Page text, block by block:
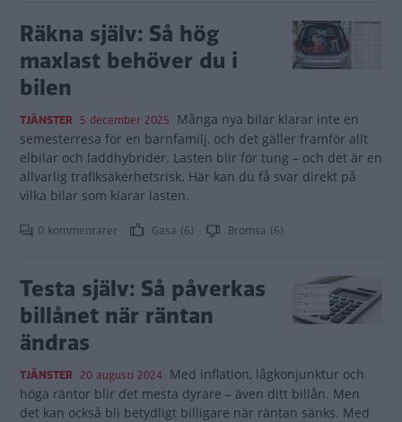
Räkna själv: Så hög
maxlast behöver du i
bilen
TJÄNSTER 5 december 2025 Många nya bilar klarar inte en
semesterresa för en barnfamilj, och det gäller framför allt
elbilar och laddhybrider. Lasten blir för tung – och det är en
allvarlig trafiksäkerhetsrisk. Här kan du få svar direkt på
vilka bilar som klarar lasten.
0 kommentarer Gasa (6) Bromsa (6)
Testa själv: Så påverkas
billånet när räntan
ändras
TJÄNSTER 20 augusti 2024 Med inflation, lågkonjunktur och
höga räntor blir det mesta dyrare – även ditt billån. Men
det kan också bli betydligt billigare när räntan sänks. Med